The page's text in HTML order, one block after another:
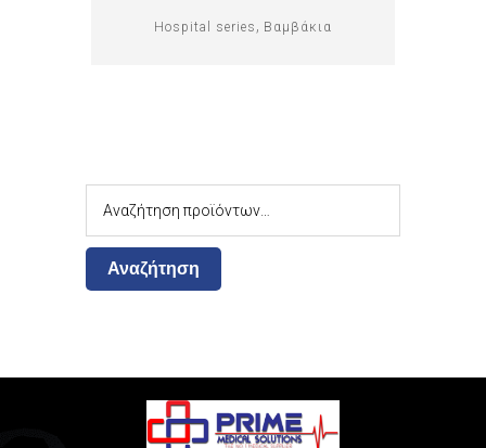
Hospital series , Βαμβάκια
Αναζήτηση